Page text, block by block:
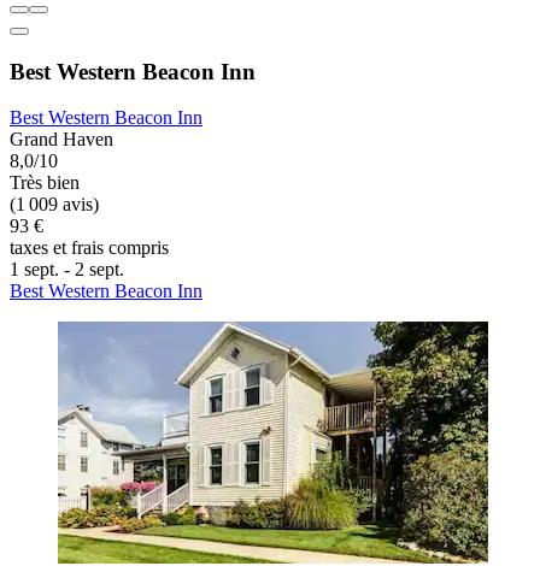
Best Western Beacon Inn
Best Western Beacon Inn
Grand Haven
8,0/10
Très bien
(1 009 avis)
93 €
taxes et frais compris
1 sept. - 2 sept.
Best Western Beacon Inn